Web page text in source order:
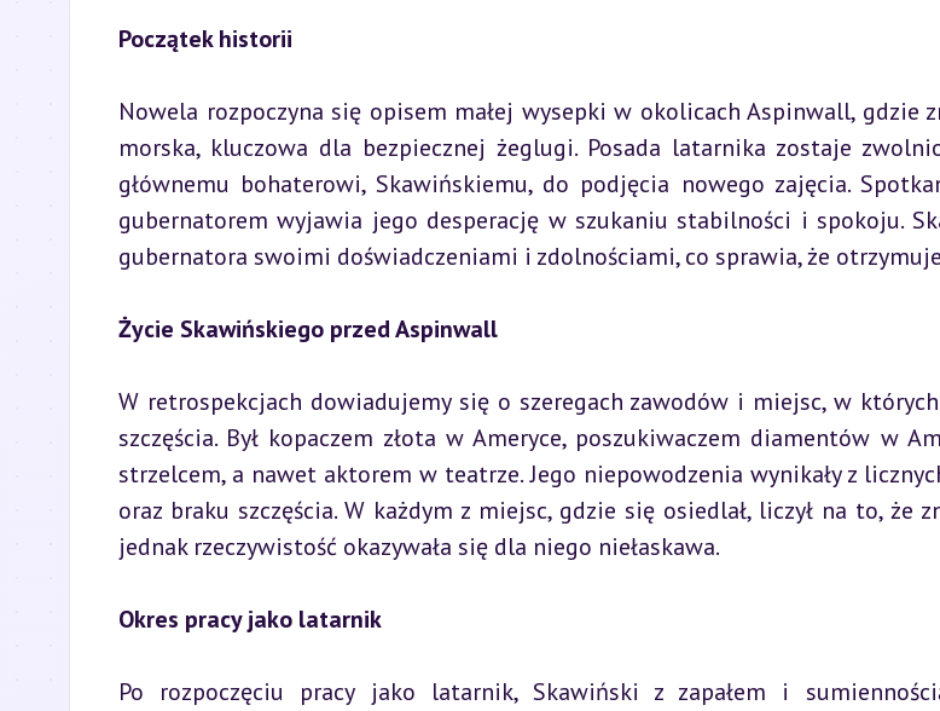
Początek historii
Nowela rozpoczyna się opisem małej wysepki w okolicach Aspinwall, gdzie
morska, kluczowa dla bezpiecznej żeglugi. Posada latarnika zostaje
głównemu bohaterowi, Skawińskiemu, do podjęcia nowego zajęcia.
gubernatorem wyjawia jego desperację w szukaniu stabilności i spokoju.
gubernatora swoimi doświadczeniami i zdolnościami, co sprawia, że
Życie Skawińskiego przed Aspinwall
W retrospekcjach dowiadujemy się o szeregach zawodów i miejsc, w
szczęścia. Był kopaczem złota w Ameryce, poszukiwaczem diamentów w
strzelcem, a nawet aktorem w teatrze. Jego niepowodzenia wynikały z
oraz braku szczęścia. W każdym z miejsc, gdzie się osiedlał, liczył na to, że
jednak rzeczywistość okazywała się dla niego niełaskawa.
Okres pracy jako latarnik
Po rozpoczęciu pracy jako latarnik, Skawiński z zapałem i